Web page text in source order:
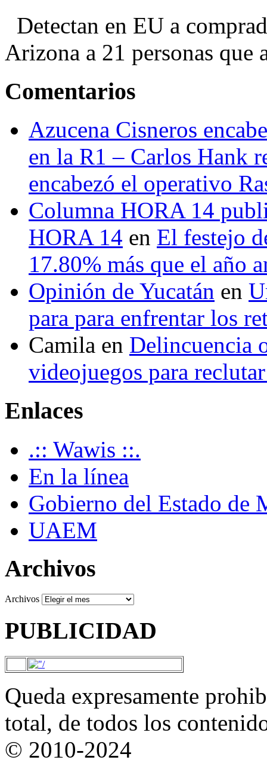
Detectan en EU a
Arizona a 21 personas que
Comentarios
Azucena Cisneros
en la R1 – Carlos Hank
encabezó el operativo
Columna HORA 14
HORA 14 en El festejo
17.80% más que el año
Opinión de Yucatán en
para para enfrentar los
Camila en Delincuencia
videojuegos para
Enlaces
.:: Wawis ::.
En la línea
Gobierno del Estado de
UAEM
Archivos
Archivos
PUBLICIDAD
Queda expresamente
total, de todos los
© 2010-2024